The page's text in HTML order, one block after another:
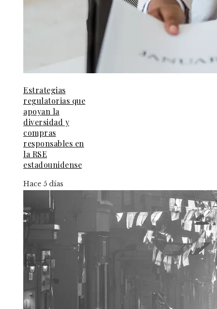
Estrategias
regulatorias que
apoyan la
diversidad y
compras
responsables en
la RSE
estadounidense
Hace 5 días